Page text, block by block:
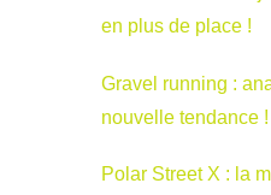
en plus de place !
Gravel running :
nouvelle tendance !
Polar Street X : la